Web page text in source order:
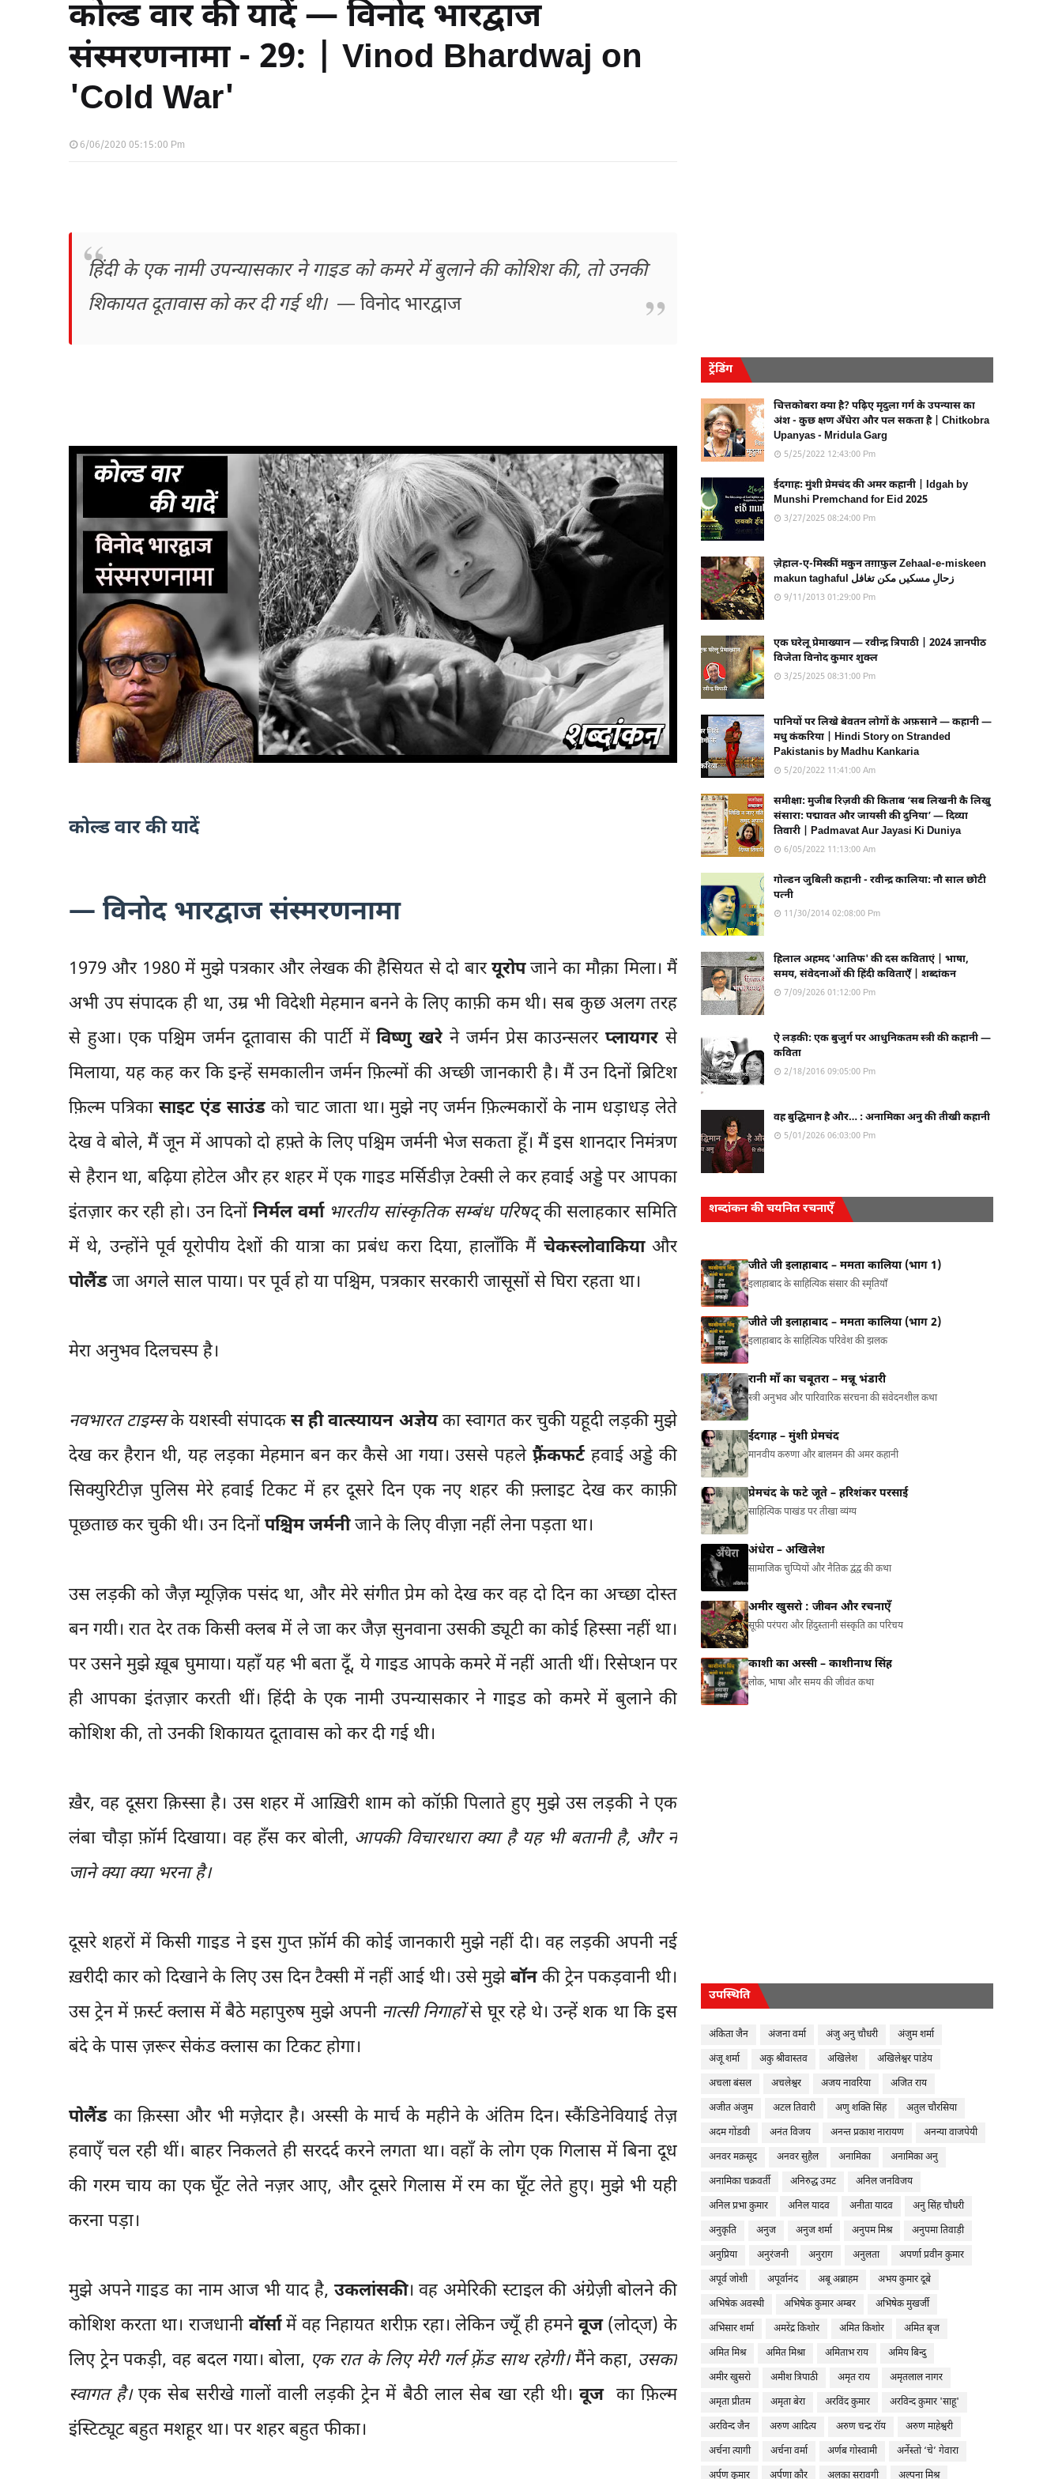
कोल्ड वार की यादें — विनोद भारद्वाज
संस्मरणनामा - 29: | Vinod Bhardwaj on
'Cold War'
6/06/2020 05:15:00 Pm
हिंदी के एक नामी उपन्यासकार ने गाइड को कमरे में बुलाने की कोशिश की, तो उनकी
शिकायत दूतावास को कर दी गई थी।— विनोद भारद्वाज
कोल्ड वार की यादें
— विनोद भारद्वाज संस्मरणनामा
1979 और 1980 में मुझे पत्रकार और लेखक की हैसियत से दो बारयूरोपजाने का मौक़ा मिला। मैं
अभी उप संपादक ही था, उम्र भी विदेशी मेहमान बनने के लिए काफ़ी कम थी। सब कुछ अलग तरह
से हुआ। एक पश्चिम जर्मन दूतावास की पार्टी मेंविष्णु खरे ने जर्मन प्रेस काउन्सलरप्लायगर से
मिलाया, यह कह कर कि इन्हें समकालीन जर्मन फ़िल्मों की अच्छी जानकारी है। मैं उन दिनों ब्रिटिश
फ़िल्म पत्रिका साइट एंड साउंडको चाट जाता था। मुझे नए जर्मन फ़िल्मकारों के नाम धड़ाधड़ लेते
देख वे बोले, मैं जून में आपको दो हफ़्ते के लिए पश्चिम जर्मनी भेज सकता हूँ। मैं इस शानदार निमंत्रण
से हैरान था, बढ़िया होटेल और हर शहर में एक गाइड मर्सिडीज़ टेक्सी ले कर हवाई अड्डे पर आपका
इंतज़ार कर रही हो। उन दिनों निर्मल वर्मा भारतीय सांस्कृतिक सम्बंध परिषद्की सलाहकार समिति
में थे, उन्होंने पूर्व यूरोपीय देशों की यात्रा का प्रबंध करा दिया, हालाँकि मैं चेकस्लोवाकियाऔर
पोलैंड जा अगले साल पाया। पर पूर्व हो या पश्चिम, पत्रकार सरकारी जासूसों से घिरा रहता था।
मेरा अनुभव दिलचस्प है।
नवभारत टाइम्सके यशस्वी संपादकस ही वात्स्यायन अज्ञेयका स्वागत कर चुकी यहूदी लड़की मुझे
देख कर हैरान थी, यह लड़का मेहमान बन कर कैसे आ गया। उससे पहले फ़्रैंकफर्टहवाई अड्डे की
सिक्युरिटीज़ पुलिस मेरे हवाई टिकट में हर दूसरे दिन एक नए शहर की फ़्लाइट देख कर काफ़ी
पूछताछ कर चुकी थी। उन दिनों पश्चिम जर्मनीजाने के लिए वीज़ा नहीं लेना पड़ता था।
उस लड़की को जैज़ म्यूज़िक पसंद था, और मेरे संगीत प्रेम को देख कर वह दो दिन का अच्छा दोस्त
बन गयी। रात देर तक किसी क्लब में ले जा कर जैज़ सुनवाना उसकी ड्यूटी का कोई हिस्सा नहीं था।
पर उसने मुझे ख़ूब घुमाया। यहाँ यह भी बता दूँ, ये गाइड आपके कमरे में नहीं आती थीं। रिसेप्शन पर
ही आपका इंतज़ार करती थीं। हिंदी के एक नामी उपन्यासकार ने गाइड को कमरे में बुलाने की
कोशिश की, तो उनकी शिकायत दूतावास को कर दी गई थी।
ख़ैर, वह दूसरा क़िस्सा है। उस शहर में आख़िरी शाम को कॉफ़ी पिलाते हुए मुझे उस लड़की ने एक
लंबा चौड़ा फ़ॉर्म दिखाया। वह हँस कर बोली, आपकी विचारधारा क्या है यह भी बतानी है, और न
जाने क्या क्या भरना है।
दूसरे शहरों में किसी गाइड ने इस गुप्त फ़ॉर्म की कोई जानकारी मुझे नहीं दी। वह लड़की अपनी नई
ख़रीदी कार को दिखाने के लिए उस दिन टैक्सी में नहीं आई थी। उसे मुझे बॉन की ट्रेन पकड़वानी थी।
उस ट्रेन में फ़र्स्ट क्लास में बैठे महापुरुष मुझे अपनी नात्सी निगाहोंसे घूर रहे थे। उन्हें शक था कि इस
बंदे के पास ज़रूर सेकंड क्लास का टिकट होगा।
पोलैंड का क़िस्सा और भी मज़ेदार है। अस्सी के मार्च के महीने के अंतिम दिन। स्कैंडिनेवियाई तेज़
हवाएँ चल रही थीं। बाहर निकलते ही सरदर्द करने लगता था। वहाँ के लोग एक गिलास में बिना दूध
की गरम चाय का एक घूँट लेते नज़र आए, और दूसरे गिलास में रम का घूँट लेते हुए। मुझे भी यही
करना पड़ा।
मुझे अपने गाइड का नाम आज भी याद है, उकलांसकी। वह अमेरिकी स्टाइल की अंग्रेज़ी बोलने की
कोशिश करता था। राजधानी वॉर्सामें वह निहायत शरीफ़ रहा। लेकिन ज्यूँ ही हमने वूज(लोद्ज) के
लिए ट्रेन पकड़ी, वह बदल गया। बोला, एक रात के लिए मेरी गर्ल फ़्रेंड साथ रहेगी।मैंने कहा, उसका
स्वागत है।एक सेब सरीखे गालों वाली लड़की ट्रेन में बैठी लाल सेब खा रही थी। वूजका फ़िल्म
इंस्टिट्यूट बहुत मशहूर था। पर शहर बहुत फीका।
ट्रेंडिंग
चित्तकोबरा क्या है? पढ़िए मृदुला गर्ग के उपन्यास का
अंश - कुछ क्षण अँधेरा और पल सकता है | Chitkobra
Upanyas - Mridula Garg
5/25/2022 12:43:00 Pm
ईदगाह: मुंशी प्रेमचंद की अमर कहानी | Idgah by
Munshi Premchand for Eid 2025
3/27/2025 08:24:00 Pm
ज़ेहाल-ए-मिस्कीं मकुन तग़ाफ़ुल Zehaal-e-miskeen
makun taghaful زحالِ مسکیں مکن تغافل
9/11/2013 01:29:00 Pm
एक घरेलू प्रेमाख्यान — रवीन्द्र त्रिपाठी | 2024 ज्ञानपीठ
विजेता विनोद कुमार शुक्ल
3/25/2025 08:31:00 Pm
पानियों पर लिखे बेवतन लोगों के अफ़साने — कहानी —
मधु कंकरिया | Hindi Story on Stranded
Pakistanis by Madhu Kankaria
5/20/2022 11:41:00 Am
समीक्षा: मुजीब रिज़वी की किताब ‘सब लिखनी कै लिखु
संसारा: पद्मावत और जायसी की दुनिया’ — दिव्या
तिवारी | Padmavat Aur Jayasi Ki Duniya
6/05/2022 11:13:00 Am
गोल्डन जुबिली कहानी - रवीन्द्र कालिया: नौ साल छोटी
पत्नी
11/30/2014 02:08:00 Pm
हिलाल अहमद 'आतिफ' की दस कविताएं | भाषा,
समय, संवेदनाओं की हिंदी कविताएँ | शब्दांकन
7/09/2026 01:12:00 Pm
ऐ लड़की: एक बुजुर्ग पर आधुनिकतम स्त्री की कहानी —
कविता
2/18/2016 09:05:00 Pm
वह बुद्धिमान है और… : अनामिका अनु की तीखी कहानी
5/01/2026 06:03:00 Pm
शब्दांकन की चयनित रचनाएँ
जीते जी इलाहाबाद – ममता कालिया (भाग 1)
इलाहाबाद के साहित्यिक संसार की स्मृतियाँ
जीते जी इलाहाबाद – ममता कालिया (भाग 2)
इलाहाबाद के साहित्यिक परिवेश की झलक
रानी माँ का चबूतरा – मन्नू भंडारी
स्त्री अनुभव और पारिवारिक संरचना की संवेदनशील कथा
ईदगाह – मुंशी प्रेमचंद
मानवीय करुणा और बालमन की अमर कहानी
प्रेमचंद के फटे जूते – हरिशंकर परसाई
साहित्यिक पाखंड पर तीखा व्यंग्य
अंधेरा – अखिलेश
सामाजिक चुप्पियों और नैतिक द्वंद्व की कथा
अमीर खुसरो : जीवन और रचनाएँ
सूफ़ी परंपरा और हिंदुस्तानी संस्कृति का परिचय
काशी का अस्सी – काशीनाथ सिंह
लोक, भाषा और समय की जीवंत कथा
उपस्थिति
अंकिता जैन अंजना वर्मा अंजु अनु चौधरी
अंजुम शर्मा
अंजू शर्मा
अकु श्रीवास्तव अखिलेश
अखिलेश्वर पांडेय
अचला बंसल
अचलेश्वर अजय नावरिया
अजित राय
अजीत अंजुम
अटल तिवारी अणु शक्ति सिंह
अतुल चौरसिया
अदम गोंडवी
अनंत विजय अनन्त प्रकाश नारायण
अनन्या वाजपेयी
अनवर मक़सूद
अनवर सुहैल अनामिका
अनामिका अनु
अनामिका चक्रवर्ती
अनिरुद्ध उमट
अनिल जनविजय
अनिल प्रभा कुमार
अनिल यादव अनीता यादव
अनु सिंह चौधरी
अनुकृति
अनुज अनुज शर्मा अनुपम मिश्र
अनुपमा तिवाड़ी
अनुप्रिया
अनुरंजनी अनुराग अनुलता
अपर्णा प्रवीन कुमार
अपूर्व जोशी
अपूर्वानंद अबू अब्राहम
अभय कुमार दूबे
अभिषेक अवस्थी
अभिषेक कुमार अम्बर
अभिषेक मुखर्जी
अभिसार शर्मा
अमरेंद्र किशोर अमित किशोर
अमित बृज
अमित मिश्र
अमित मिश्रा अमिताभ राय
अमिय बिन्दु
अमीर खुसरो
अमीश त्रिपाठी अमृत राय
अमृतलाल नागर
अमृता प्रीतम
अमृता बेरा अरविंद कुमार
अरविन्द कुमार 'साहू'
अरविन्द जैन
अरुण आदित्य अरुण चन्द्र रॉय
अरुण माहेश्वरी
अर्चना त्यागी
अर्चना वर्मा अर्णब गोस्वामी
अर्नेस्तो ‘चे’ गेवारा
अर्पण कुमार
अर्पणा कौर अलका सरावगी अल्पना मिश्र